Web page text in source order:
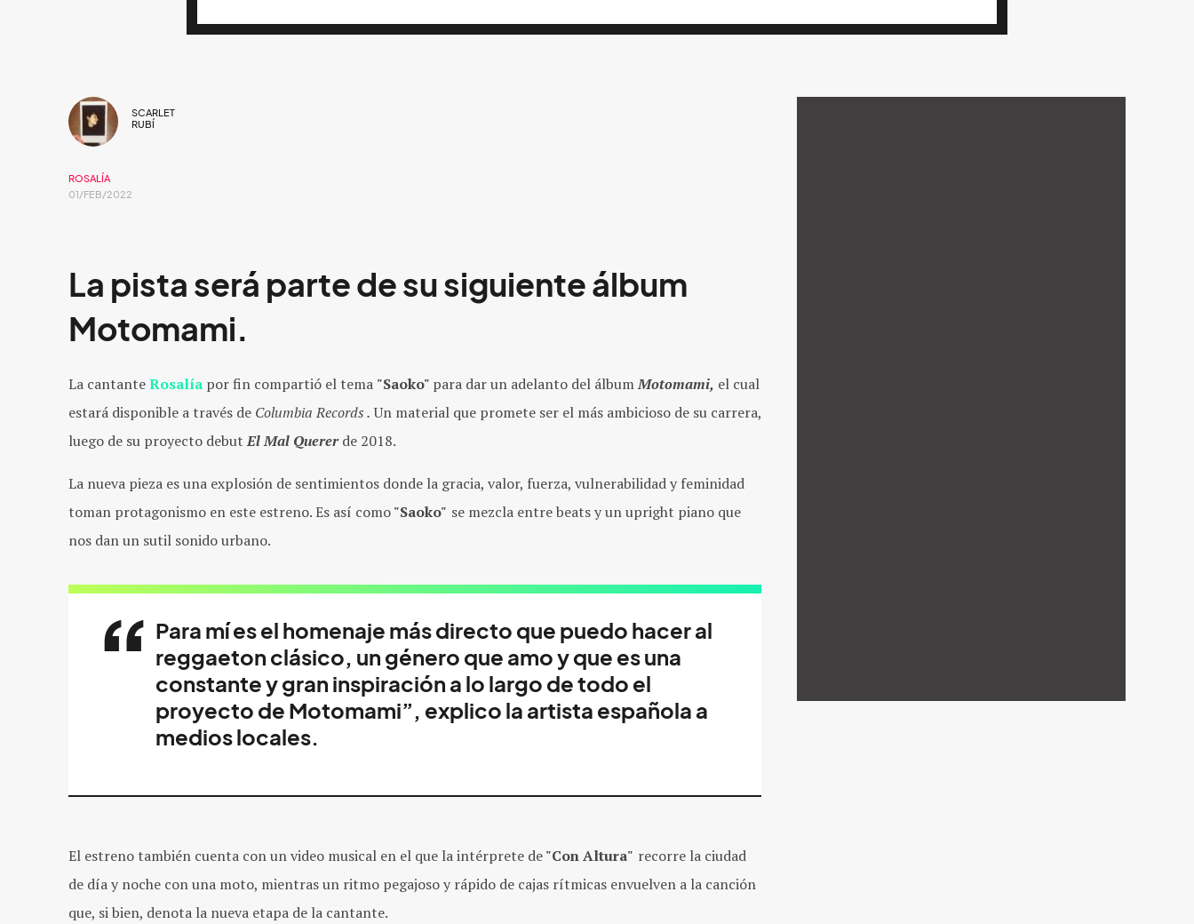
SCARLET
RUBÍ
ROSALÍA
01/FEB/2022
La pista será parte de su siguiente álbum
Motomami.
La cantanteRosalía por fin compartió el tema "Saoko" para dar un adelanto del álbumMotomami, el cual
estará disponible a través de Columbia Records .Un material que promete ser el más ambicioso de su carrera,
luego de su proyecto debutEl Mal Quererde 2018.
La nueva pieza es una explosión de sentimientos donde la gracia, valor, fuerza, vulnerabilidad y feminidad
toman protagonismo en este estreno. Es así como"Saoko" se mezcla entre beats y un upright piano que
nos dan un sutil sonido urbano.
Para mí es el homenaje más directo que puedo hacer al
reggaeton clásico, un género que amo y que es una
constante y gran inspiración a lo largo de todo el
proyecto de Motomami”, explico la artista española a
medios locales.
El estreno también cuenta con un video musical en el que la intérprete de"Con Altura" recorre la ciudad
de día y noche con una moto, mientras un ritmo pegajoso y rápido de cajas rítmicas envuelven a la canción
que, si bien, denota la nueva etapa de la cantante.